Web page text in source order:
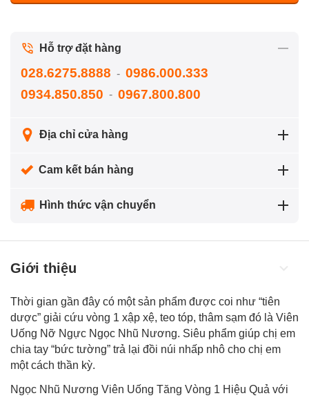
Hỗ trợ đặt hàng
028.6275.8888 - 0986.000.333
0934.850.850 - 0967.800.800
Địa chỉ cửa hàng
Cam kết bán hàng
Hình thức vận chuyển
Giới thiệu
Thời gian gần đây có một sản phẩm được coi như “tiên
dược” giải cứu vòng 1 xập xệ, teo tóp, thâm sạm đó là Viên
Uống Nỡ Ngực Ngọc Nhũ Nương. Siêu phẩm giúp chị em
chia tay “bức tường” trả lại đồi núi nhấp nhô cho chị em
một cách thần kỳ.
Ngọc Nhũ Nương Viên Uống Tăng Vòng 1 Hiệu Quả với